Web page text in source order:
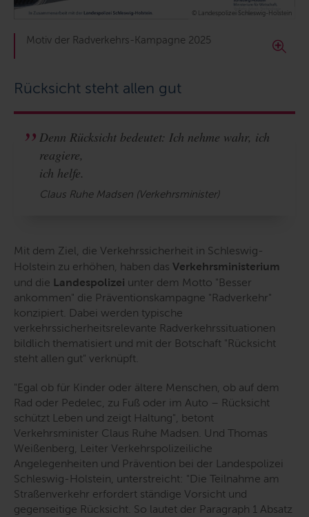
© Landespolizei Schleswig-Holstein
Motiv der Radverkehrs-Kampagne 2025
Rücksicht steht allen gut
Denn Rücksicht bedeutet: Ich nehme wahr, ich
reagiere,
ich helfe.
Claus Ruhe Madsen (Verkehrsminister)
Mit dem Ziel, die Verkehrssicherheit in Schleswig-
Holstein zu erhöhen, haben das Verkehrsministerium
und die Landespolizei unter dem Motto "Besser
ankommen" die Präventionskampagne "Radverkehr"
konzipiert. Dabei werden typische
verkehrssicherheitsrelevante Radverkehrssituationen
bildlich thematisiert und mit der Botschaft "Rücksicht
steht allen gut" verknüpft.
"Egal ob für Kinder oder ältere Menschen, ob auf dem
Rad oder Pedelec, zu Fuß oder im Auto – Rücksicht
schützt Leben und zeigt Haltung", betont
Verkehrsminister Claus Ruhe Madsen. Und Thomas
Weißenberg, Leiter Verkehrspolizeiliche
Angelegenheiten und Prävention bei der Landespolizei
Schleswig-Holstein, unterstreicht: "Die Teilnahme am
Straßenverkehr erfordert ständige Vorsicht und
gegenseitige Rücksicht. So lautet der Paragraph 1 Absatz